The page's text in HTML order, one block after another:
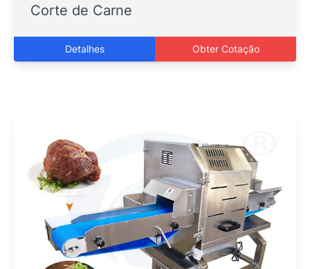
Corte de Carne
Detalhes Obter Cotação